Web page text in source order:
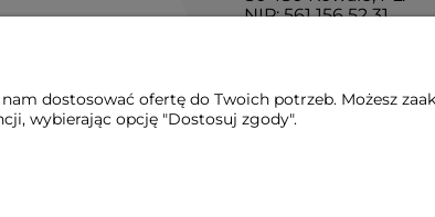
NIP: 561 156 52 31
Gastronomicznego | Gdańsk - Trójmiasto -
dostosować ofertę do Twoich potrzeb. Możesz
wybierając opcję "Dostosuj zgody".